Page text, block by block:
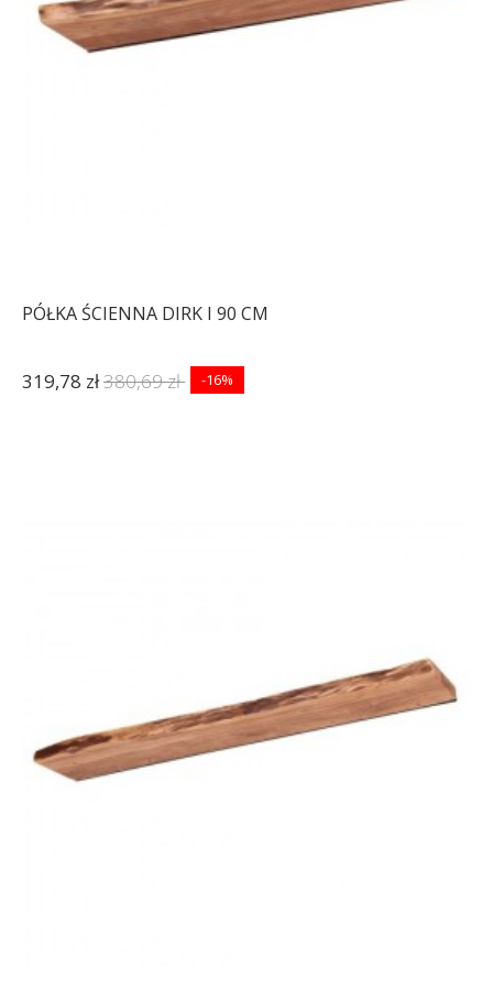
PÓŁKA ŚCIENNA DIRK I 90 CM
319,78 zł380,69 zł -16%